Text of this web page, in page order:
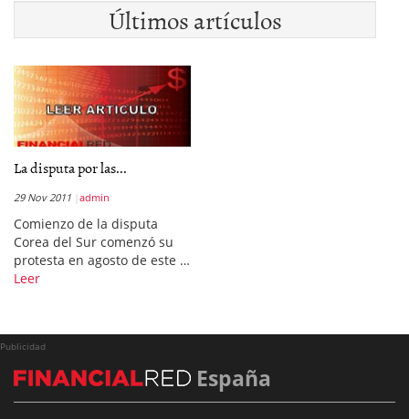
Últimos artículos
La disputa por las...
29 Nov 2011 admin
Comienzo de la disputa
Corea del Sur comenzó su
protesta en agosto de este …
Leer
Publicidad
España